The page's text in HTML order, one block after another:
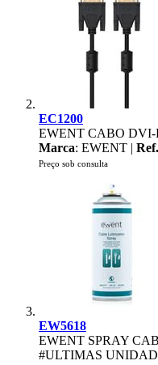
EC1200
EWENT CABO DVI-
Marca: EWENT |
Preço sob consulta
EW5618
EWENT SPRAY
#ULTIMAS